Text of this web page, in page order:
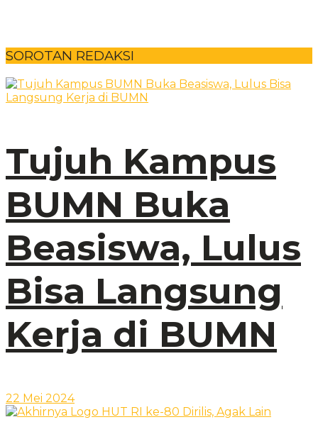
SOROTAN REDAKSI
Tujuh Kampus
BUMN Buka
Beasiswa, Lulus
Bisa Langsung
Kerja di BUMN
22 Mei 2024